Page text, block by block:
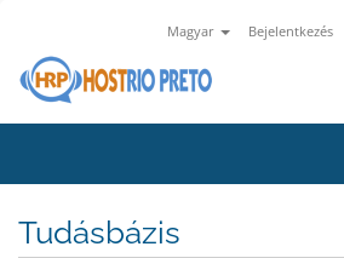
Magyar Bejelentkezés
Tudásbázis